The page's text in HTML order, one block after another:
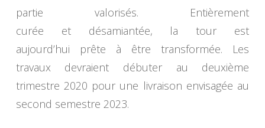
partie valorisés. Entièrement
curée et désamiantée, la tour est
aujourd’hui prête à être transformée. Les
travaux devraient débuter au deuxième
trimestre 2020 pour une livraison envisagée au
second semestre 2023.